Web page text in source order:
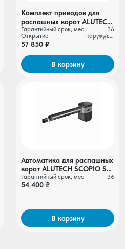
Комплект приводов для
распашных ворот ALUTECH
AMBO AM-5000KIT-N
Гарантийный срок, мес
36
Открытие
наружу/во двор
57 850 ₽
В корзину
Автоматика для распашных
ворот ALUTECH SCOPIO SC-
3000KIT-N
Гарантийный срок, мес 36
54 400 ₽
В корзину